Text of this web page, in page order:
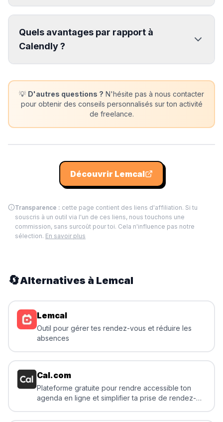
Quels avantages par rapport à
Calendly ?
💡 D'autres questions ? N'hésite pas à nous contacter
pour obtenir des conseils personnalisés sur ton activité
de freelance.
Découvrir Lemcal
Transparence : cette page contient des liens d'affiliation. Si tu
souscris à un outil via l'un de ces liens, nous touchons une
commission, sans surcoût pour toi. Cela n'influence pas notre
sélection. En savoir plus
🔄Alternatives à Lemcal
Lemcal
Outil pour gérer tes rendez-vous et réduire les
absences
Cal.com
Plateforme gratuite pour rendre accessible ton
agenda en ligne et simplifier ta prise de rendez-